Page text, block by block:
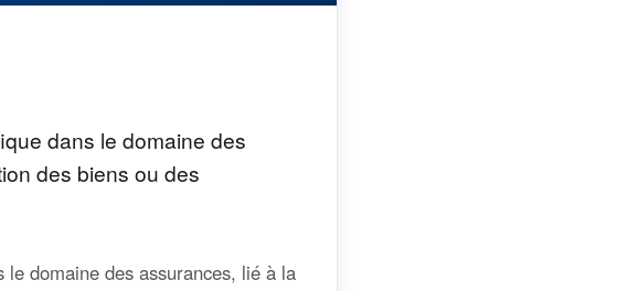
dans le domaine des
des biens ou des
le domaine des assurances, lié à la